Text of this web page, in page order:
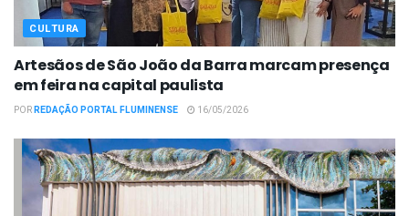
CULTURA
Artesãos de São João da Barra marcam presença
em feira na capital paulista
PORREDAÇÃO PORTAL FLUMINENSE 16/05/2026